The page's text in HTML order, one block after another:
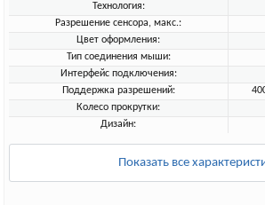
Технология:
Разрешение сенсора, макс.:
Цвет оформления:
Тип соединения мыши:
Интерфейс подключения:
Поддержка разрешений:
Колесо прокрутки:
Дизайн:
Показать все